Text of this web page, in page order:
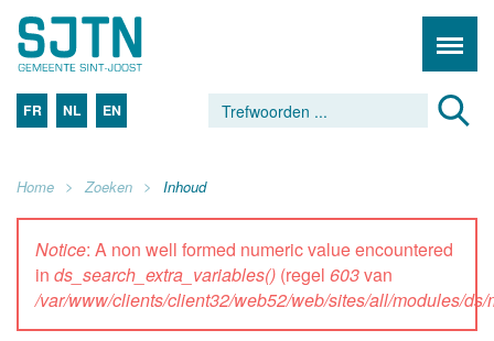
FR NL EN
Home Zoeken Inhoud
Notice: A non well formed numeric value encountered
in ds_search_extra_variables() (regel 603van
/var/www/clients/client32/web52/web/sites/all/modules/